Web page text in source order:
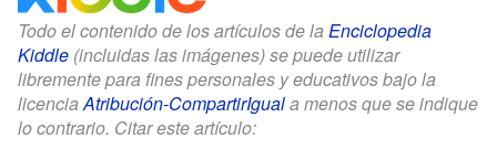
Todo el contenido de los artículos de la Enciclopedia
Kiddle (incluidas las imágenes) se puede utilizar
libremente para fines personales y educativos bajo la
licenciaAtribución-CompartirIguala menos que se indique
lo contrario. Citar este artículo: